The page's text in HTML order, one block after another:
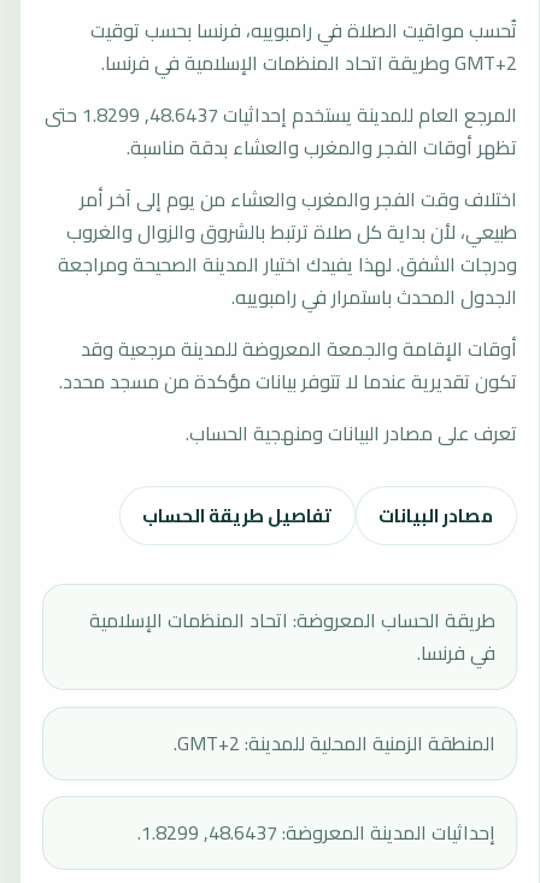
تُحسب مواقيت الصلاة في رامبوييه، فرنسا بحسب توقيت
GMT+2 وطريقة اتحاد المنظمات الإسلامية في فرنسا.
المرجع العام للمدينة يستخدم إحداثيات 48.6437, 1.8299 حتى
تظهر أوقات الفجر والمغرب والعشاء بدقة مناسبة.
اختلاف وقت الفجر والمغرب والعشاء من يوم إلى آخر أمر
طبيعي، لأن بداية كل صلاة ترتبط بالشروق والزوال والغروب
ودرجات الشفق. لهذا يفيدك اختيار المدينة الصحيحة ومراجعة
الجدول المحدث باستمرار في رامبوييه.
أوقات الإقامة والجمعة المعروضة للمدينة مرجعية وقد
تكون تقديرية عندما لا تتوفر بيانات مؤكدة من مسجد محدد.
تعرف على مصادر البيانات ومنهجية الحساب.
مصادر البيانات تفاصيل طريقة الحساب
طريقة الحساب المعروضة: اتحاد المنظمات الإسلامية
في فرنسا.
المنطقة الزمنية المحلية للمدينة: GMT+2.
إحداثيات المدينة المعروضة: 48.6437, 1.8299.